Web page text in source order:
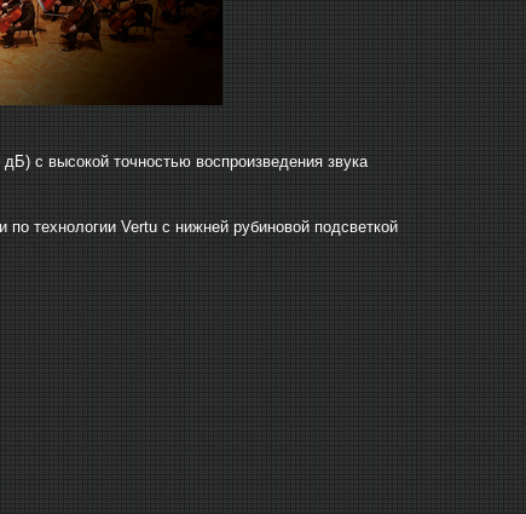
с высокой точностью воспроизведения звука
технологии Vertu с нижней рубиновой подсветкой